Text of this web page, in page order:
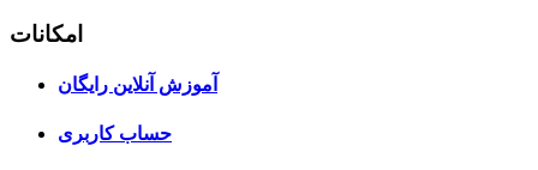
امکانات
آموزش آنلاین رایگان
حساب کاربری